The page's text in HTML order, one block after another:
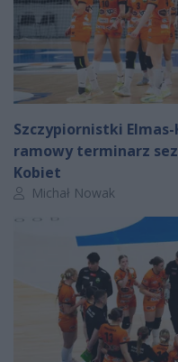
Szczypiornistki Elmas-
ramowy terminarz
Kobiet
Autor artykułu:
Michał Nowak